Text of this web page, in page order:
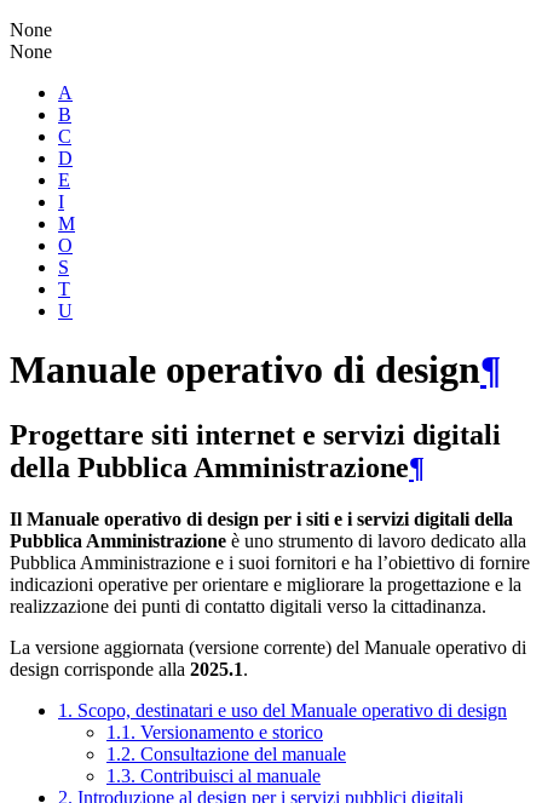
None
None
A
B
C
D
E
I
M
O
S
T
U
Manuale operativo di design¶
Progettare siti internet e servizi digitali
della Pubblica Amministrazione¶
Il Manuale operativo di design per i siti e i servizi digitali della
Pubblica Amministrazione è uno strumento di lavoro dedicato alla
Pubblica Amministrazione e i suoi fornitori e ha l’obiettivo di fornire
indicazioni operative per orientare e migliorare la progettazione e la
realizzazione dei punti di contatto digitali verso la cittadinanza.
La versione aggiornata (versione corrente) del Manuale operativo di
design corrisponde alla 2025.1.
1. Scopo, destinatari e uso del Manuale operativo di design
1.1. Versionamento e storico
1.2. Consultazione del manuale
1.3. Contribuisci al manuale
2. Introduzione al design per i servizi pubblici digitali